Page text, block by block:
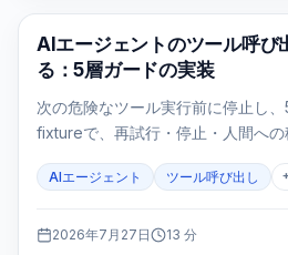
AI API
AIエージェントのツール呼び
る：5層ガードの実装
次の危険なツール実行前に停止し
fixtureで、再試行・停止・人間へ
AIエージェント ツール呼び出し
2026年7月27日 13 分